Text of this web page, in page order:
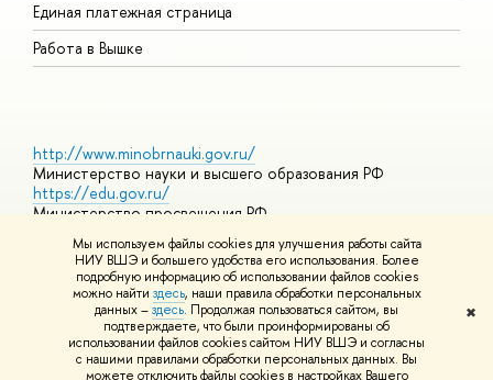
Мы используем файлы cookies для улучшения работы сайта
НИУ ВШЭ и большего удобства его использования. Более
подробную информацию об использовании файлов cookies
можно найти здесь, наши правила обработки персональных
данных –здесь. Продолжая пользоваться сайтом, вы
подтверждаете, что были проинформированы об
использовании файлов cookies сайтом НИУ ВШЭ и согласны
с нашими правилами обработки персональных данных. Вы
можете отключить файлы cookies в настройках Вашего
✖
Единая платежная страница
Работа в Вышке
http://www.minobrnauki.gov.ru/
Министерство науки и высшего образования РФ
https://edu.gov.ru/
Министерство просвещения РФ
https://elearning.hse.ru/mooc
Массовые открытые онлайн-курсы
© НИУ ВШЭ 1993–2026 Адреса и контактыУсловия
использования материалов Политика конфиденциальности
Шрифты HSE Sans и HSE Slab разработаны вШколе дизайна НИУ